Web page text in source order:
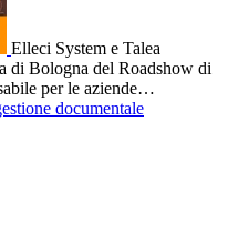
Elleci System e Talea
di Bologna del Roadshow di
per le aziende…
documentale